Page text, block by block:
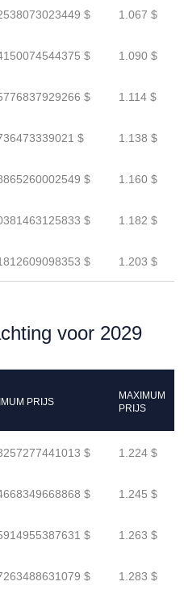
$ 1.067 $
$ 1.090 $
$ 1.114 $
$ 1.138 $
$ 1.160 $
$ 1.182 $
$ 1.203 $
voor 2029
PRIJS
MAXIMUM
PRIJS
$ 1.224 $
$ 1.245 $
$ 1.263 $
$ 1.283 $